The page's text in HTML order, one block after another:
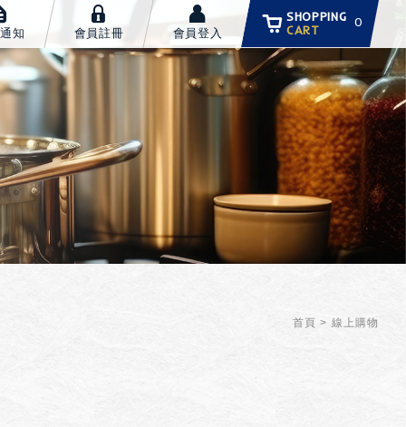
知 會員註冊 會員登入
SHOPPING
CART
0
首頁 線上購物